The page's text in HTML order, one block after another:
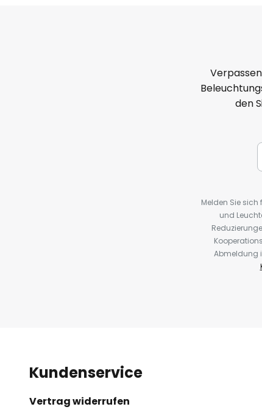
den
Melden Sie
und
Abmeldung
Kundenservice
Vertrag widerrufen